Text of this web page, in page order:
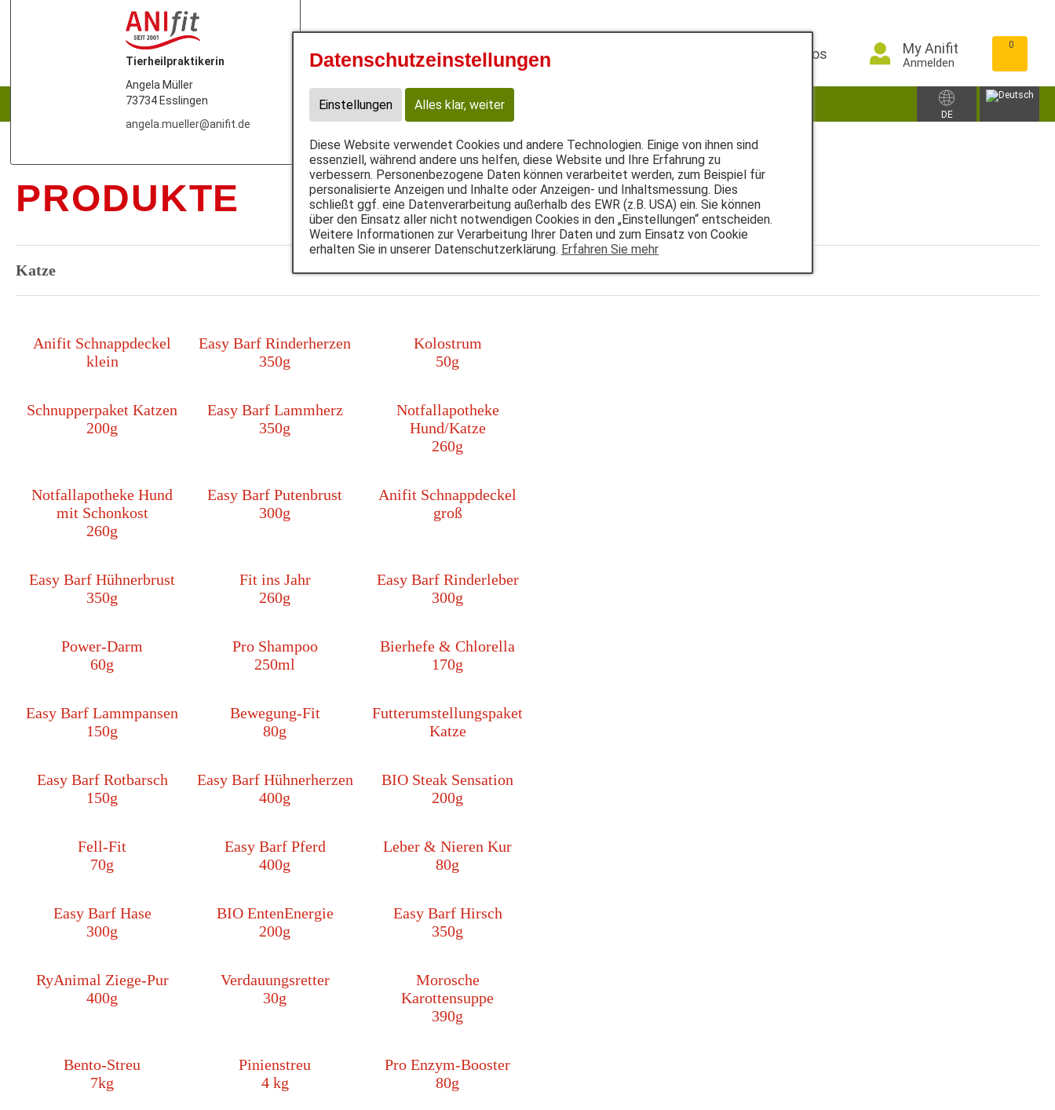
Hund
Nassfutter Flocken B.A.R.F.
Katze
Infos My Anifit
Anmelden
0
Tierheilpraktikerin
Angela Müller
73734 Esslingen
angela.mueller@anifit.de
DE
PRODUKTE
Katze
Anifit Schnappdeckel
klein
Easy Barf Rinderherzen
350g
Kolostrum
50g
Schnupperpaket Katzen
200g
Easy Barf Lammherz
350g
Notfallapotheke
Hund/Katze
260g
Notfallapotheke Hund
mit Schonkost
260g
Easy Barf Putenbrust
300g
Anifit Schnappdeckel
groß
Easy Barf Hühnerbrust
350g
Fit ins Jahr
260g
Easy Barf Rinderleber
300g
Power-Darm
60g
Pro Shampoo
250ml
Bierhefe & Chlorella
170g
Easy Barf Lammpansen
150g
Bewegung-Fit
80g
Futterumstellungspaket
Katze
Easy Barf Rotbarsch
150g
Easy Barf Hühnerherzen
400g
BIO Steak Sensation
200g
Fell-Fit
70g
Easy Barf Pferd
400g
Leber & Nieren Kur
80g
Easy Barf Hase
300g
BIO EntenEnergie
200g
Easy Barf Hirsch
350g
RyAnimal Ziege-Pur
400g
Verdauungsretter
30g
Morosche
Karottensuppe
390g
Bento-Streu
7kg
Pinienstreu
4 kg
Pro Enzym-Booster
80g
Datenschutzeinstellungen
Einstellungen Alles klar, weiter
Diese Website verwendet Cookies und andere Technologien. Einige von ihnen sind
essenziell, während andere uns helfen, diese Website und Ihre Erfahrung zu
verbessern. Personenbezogene Daten können verarbeitet werden, zum Beispiel für
personalisierte Anzeigen und Inhalte oder Anzeigen- und Inhaltsmessung. Dies
schließt ggf. eine Datenverarbeitung außerhalb des EWR (z.B. USA) ein. Sie können
über den Einsatz aller nicht notwendigen Cookies in den „Einstellungen“ entscheiden.
Weitere Informationen zur Verarbeitung Ihrer Daten und zum Einsatz von Cookie
erhalten Sie in unserer Datenschutzerklärung. Erfahren Sie mehr